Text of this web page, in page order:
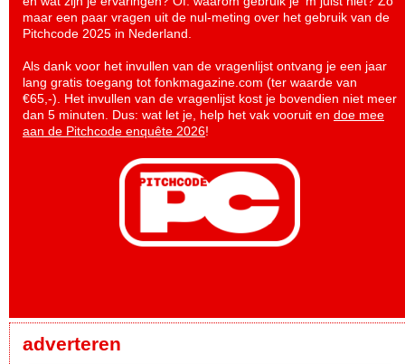
maar een paar vragen uit de nul-meting over het gebruik van de
Pitchcode 2025 in Nederland.
Als dank voor het invullen van de vragenlijst ontvang je een jaar
lang gratis toegang tot fonkmagazine.com (ter waarde van
€65,-). Het invullen van de vragenlijst kost je bovendien niet meer
dan 5 minuten. Dus: wat let je, help het vak vooruit en doe mee
aan de Pitchcode enquête 2026!
adverteren